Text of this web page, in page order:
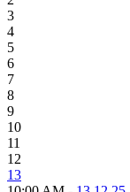
3
4
5
6
7
8
9
10
11
12
13